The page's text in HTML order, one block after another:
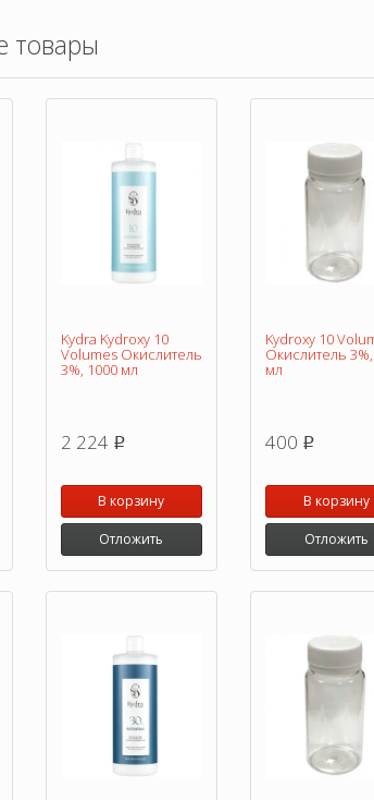
товары
Kydra Kydroxy 10
Volumes Окислитель
3%, 1000 мл
2 224 p
В корзину
Отложить
Kydroxy 10
Окислитель
мл
400 p
В корзину
Отложить